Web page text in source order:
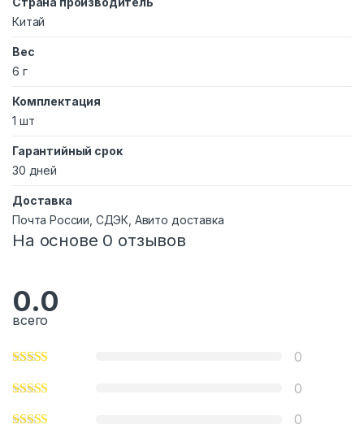
Китай
Вес
6 г
Комплектация
1 шт
Гарантийный срок
30 дней
Доставка
Почта России, СДЭК, Авито доставка
На основе 0 отзывов
0.0
всего
0
0
0